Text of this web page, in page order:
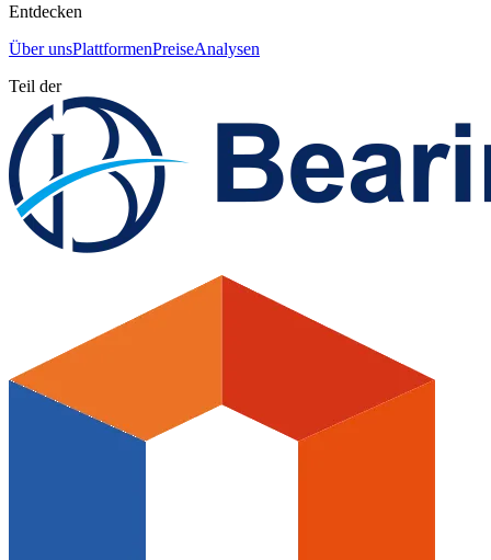
Entdecken
Über unsPlattformenPreiseAnalysen
Teil der